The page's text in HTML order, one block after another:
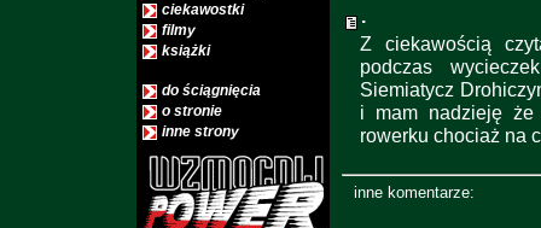
ciekawostki
filmy
książki
do ściągnięcia
o stronie
inne strony
.
Z ciekawością
podczas
Siemiatycz
i mam nadzieję
rowerku chociaż na
inne komentarze: